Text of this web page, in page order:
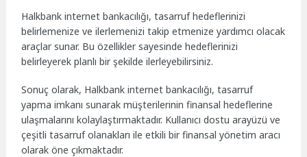
Halkbank internet bankacılığı, tasarruf hedeflerinizi
belirlemenize ve ilerlemenizi takip etmenize yardımcı olacak
araçlar sunar. Bu özellikler sayesinde hedeflerinizi
belirleyerek planlı bir şekilde ilerleyebilirsiniz.
Sonuç olarak, Halkbank internet bankacılığı, tasarruf
yapma imkanı sunarak müşterilerinin finansal hedeflerine
ulaşmalarını kolaylaştırmaktadır. Kullanıcı dostu arayüzü ve
çeşitli tasarruf olanakları ile etkili bir finansal yönetim aracı
olarak öne çıkmaktadır.